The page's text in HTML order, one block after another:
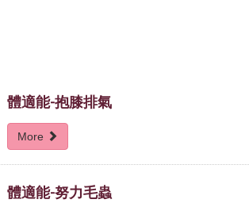
體適能-抱膝排氣
More
體適能-努力毛蟲